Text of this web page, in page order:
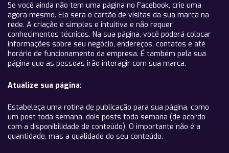
Se você ainda não tem uma página no Facebook, crie uma
agora mesmo. Ela será o cartão de visitas da sua marca na
rede. A criação é simples e intuitiva e não requer
conhecimentos técnicos. Na sua página, você poderá colocar
informações sobre seu negócio, endereços, contatos e até
horário de funcionamento da empresa. É também pela sua
página que as pessoas irão interagir com sua marca.
Atualize sua página:
Estabeleça uma rotina de publicação para sua página, como
um post toda semana, dois posts toda semana (de acordo
com a disponibilidade de conteúdo). O importante não é a
quantidade, mas a qualidade do seu conteúdo.